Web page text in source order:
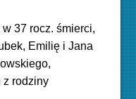
37 rocz. śmierci,
Emilię i Jana
z rodziny